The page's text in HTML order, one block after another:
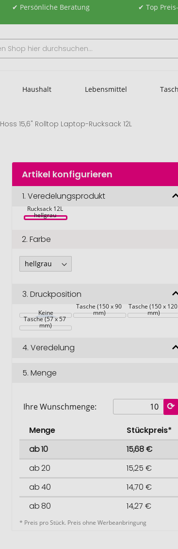
✔ Persönliche Beratung ✔ Top
Haushalt Lebensmittel
Hoss 15,6" Rolltop Laptop-Rucksack 12L
Artikel konfigurieren
1.Veredelungsprodukt
Hoss 15,6"
Rucksack 12L
hellgrau
2.Farbe
3.Druckposition
Keine
Tasche (150 x 90
mm)
Tasche (150 x 120
mm)
Tasche (57 x 57
mm)
4.Veredelung
5.Menge
Ihre Wunschmenge:
Menge
Stückpreis*
ab 10
15,68 €
ab 20
15,25 €
ab 40
14,70 €
ab 80
14,27 €
* Preis pro Stück. Preis ohne Werbeanbringung